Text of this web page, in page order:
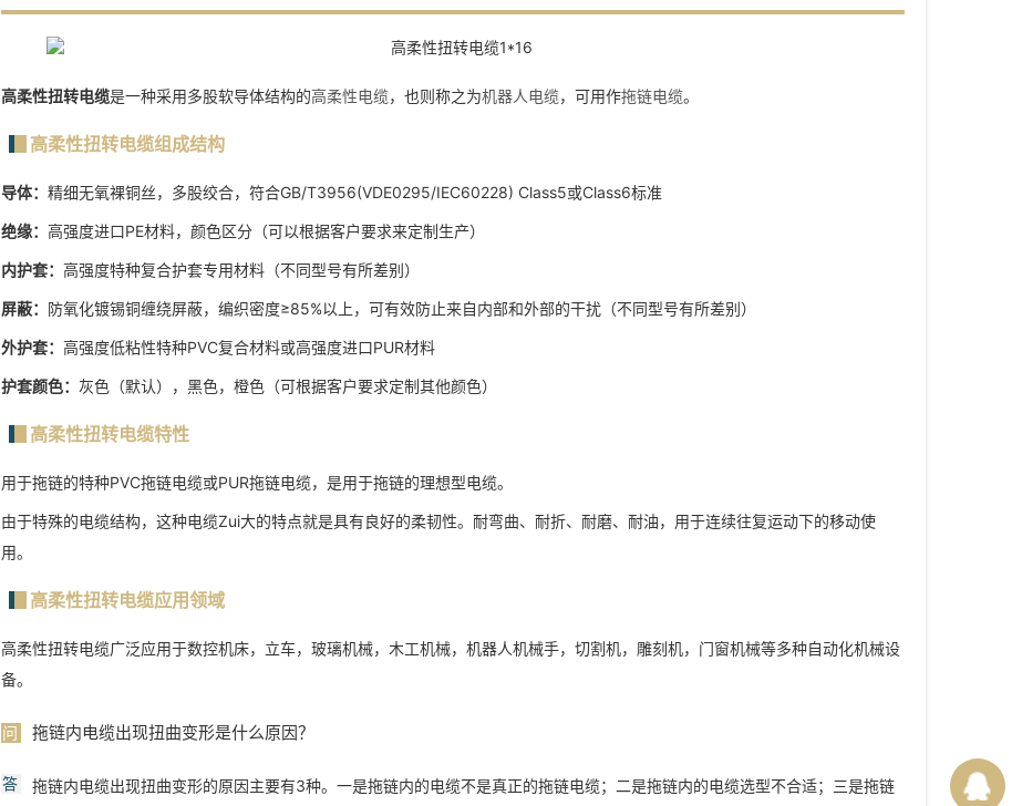
高柔性扭转电缆是一种采用多股软导体结构的高柔性电缆，也则称之为机器人电缆，可用作拖链电缆。
高柔性扭转电缆组成结构
导体： 精细无氧裸铜丝，多股绞合，符合GB/T3956(VDE0295/IEC60228) Class5或Class6标准
绝缘： 高强度进口PE材料，颜色区分（可以根据客户要求来定制生产）
内护套： 高强度特种复合护套专用材料（不同型号有所差别）
屏蔽： 防氧化镀锡铜缠绕屏蔽，编织密度≥85%以上，可有效防止来自内部和外部的干扰（不同型号有所差别）
外护套： 高强度低粘性特种PVC复合材料或高强度进口PUR材料
护套颜色： 灰色（默认），黑色，橙色（可根据客户要求定制其他颜色）
高柔性扭转电缆特性
用于拖链的特种PVC拖链电缆或PUR拖链电缆，是用于拖链的理想型电缆。
由于特殊的电缆结构，这种电缆Zui大的特点就是具有良好的柔韧性。耐弯曲、耐折、耐磨、耐油，用于连续往复运动下的移动使
用。
高柔性扭转电缆应用领域
高柔性扭转电缆广泛应用于数控机床，立车，玻璃机械，木工机械，机器人机械手，切割机，雕刻机，门窗机械等多种自动化机械设
备。
问 拖链内电缆出现扭曲变形是什么原因？
答
拖链内电缆出现扭曲变形的原因主要有3种。一是拖链内的电缆不是真正的拖链电缆；二是拖链内的电缆选型不合适；三是拖链